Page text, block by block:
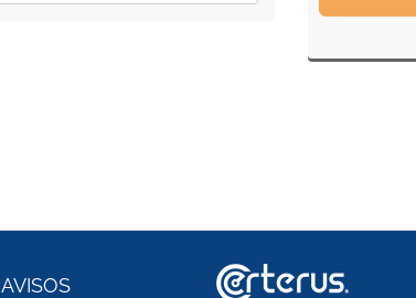
AVISOS